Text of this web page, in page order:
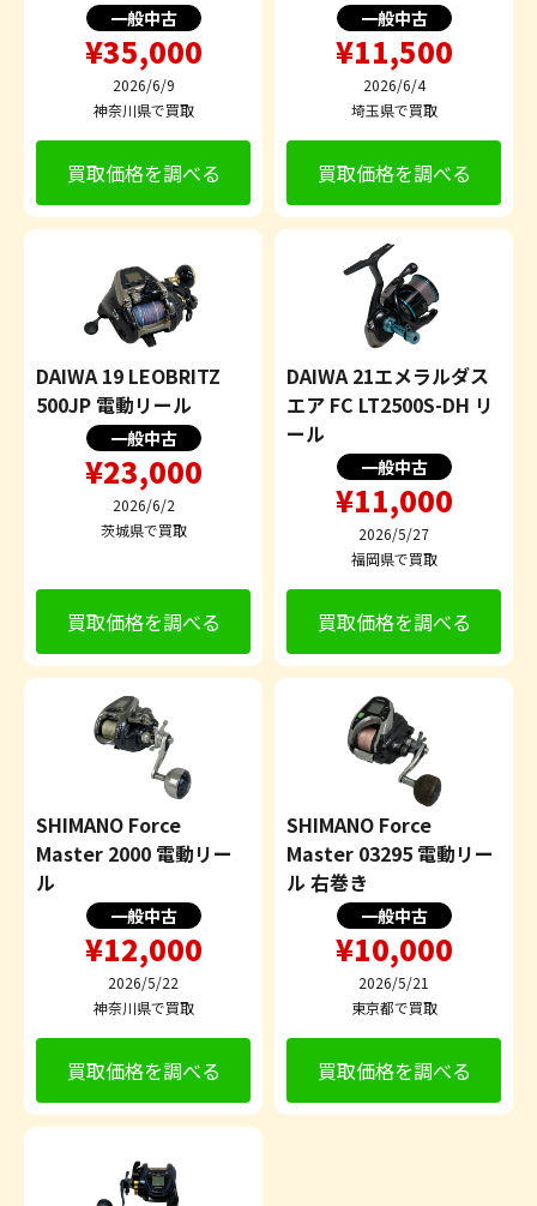
一般中古
¥35,000
2026/6/9
神奈川県で買取
買取価格を調べる
一般中古
¥11,500
2026/6/4
埼玉県で買取
買取価格を調べる
DAIWA 19 LEOBRITZ
500JP 電動リール
一般中古
¥23,000
2026/6/2
茨城県で買取
買取価格を調べる
DAIWA 21エメラルダス
エア FC LT2500S-DH リ
ール
一般中古
¥11,000
2026/5/27
福岡県で買取
買取価格を調べる
SHIMANO Force
Master 2000 電動リー
ル
一般中古
¥12,000
2026/5/22
神奈川県で買取
買取価格を調べる
SHIMANO Force
Master 03295 電動リー
ル 右巻き
一般中古
¥10,000
2026/5/21
東京都で買取
買取価格を調べる